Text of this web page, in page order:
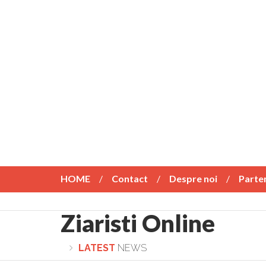
HOME Contact Despre noi
Ziaristi Online
LATEST NEWS